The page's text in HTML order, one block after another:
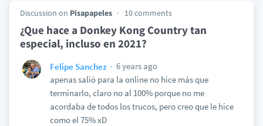
Discussion on Pisapapeles 10 comments
¿Que hace a Donkey Kong Country tan
especial, incluso en 2021?
Felipe Sanchez
6 years ago
apenas salió para la online no hice más que
terminarlo, claro no al 100% porque no me
acordaba de todos los trucos, pero creo que le hice
como el 75% xD